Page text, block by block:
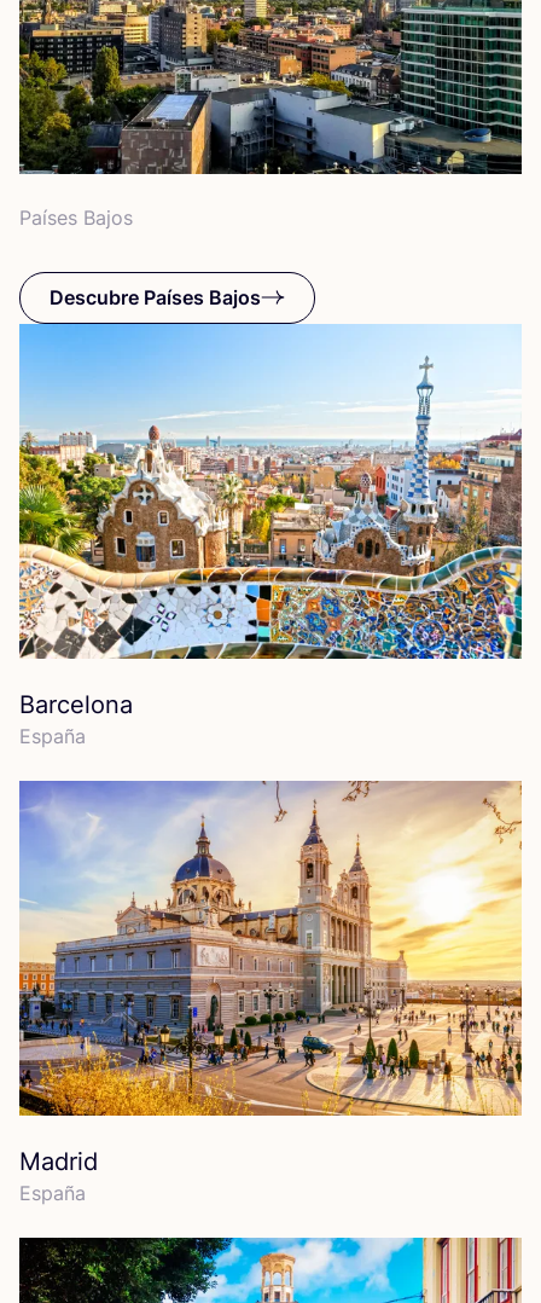
Paí­ses Bajos
Descubre Países Bajos
Barcelona
Espa­ña
Madrid
Espa­ña